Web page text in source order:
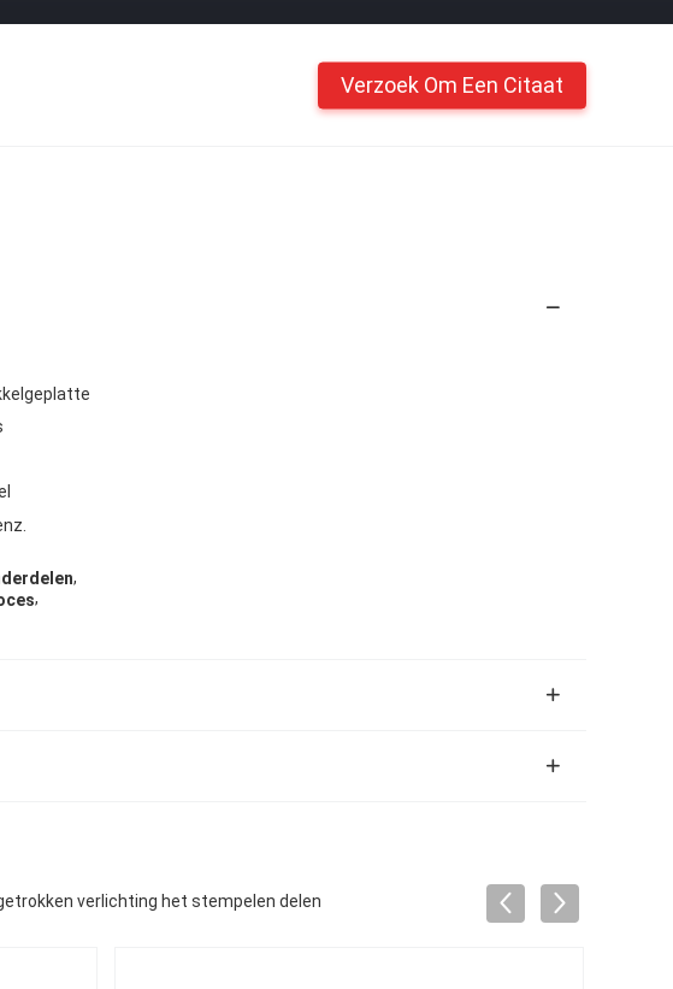
Verzoek Om Een Citaat
,
,
verlichting het stempelen delen